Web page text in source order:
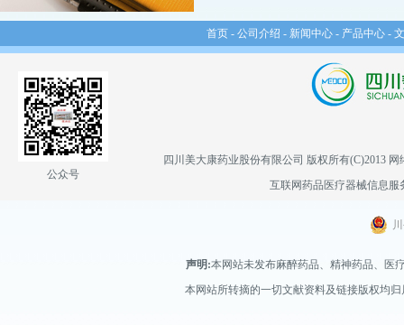
首页- 公司介绍 -新闻中心- 产品中心-
四川美大康药业股份有限公司 版权所有(C)2013 网
互联网药品医疗器械信息服
声明:本网站未发布麻醉药品、精神药品、医
本网站所转摘的一切文献资料及链接版权均归
公众号